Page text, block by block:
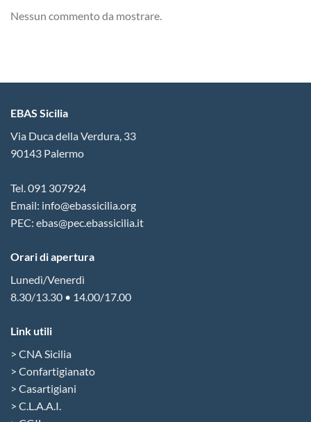
Nessun commento da mostrare.
EBAS Sicilia
Via Duca della Verdura, 33
90143 Palermo
Tel. 091 307924
Email: info@ebassicilia.org
PEC: ebas@pec.ebassicilia.it
Orari di apertura
Lunedì/Venerdì
8.30/13.30 • 14.00/17.00
Link utili
> CNA Sicilia
> Confartigianato
> Casartigiani
> C.L.A.A.I.